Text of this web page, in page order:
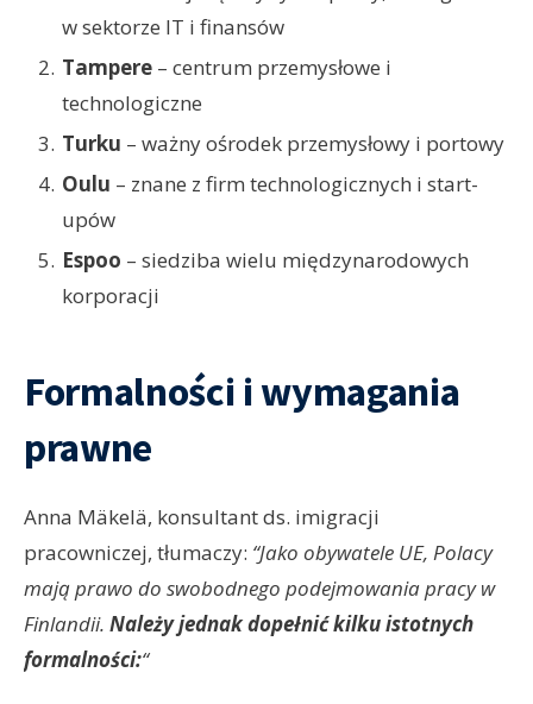
w sektorze IT i finansów
Tampere – centrum przemysłowe i
technologiczne
Turku – ważny ośrodek przemysłowy i portowy
Oulu – znane z firm technologicznych i start-
upów
Espoo – siedziba wielu międzynarodowych
korporacji
Formalności i wymagania
prawne
Anna Mäkelä, konsultant ds. imigracji
pracowniczej, tłumaczy: “Jako obywatele UE, Polacy
mają prawo do swobodnego podejmowania pracy w
Finlandii. Należy jednak dopełnić kilku istotnych
formalności:“